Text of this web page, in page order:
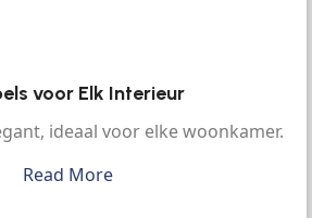
voor Elk Interieur
ideaal voor elke woonkamer.
Read More